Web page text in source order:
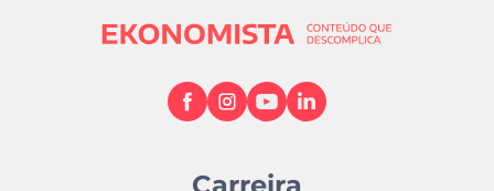
Carreira